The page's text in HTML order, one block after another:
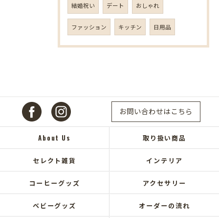
結婚祝い デート おしゃれ
ファッション キッチン 日用品
お問い合わせはこちら
About Us 取り扱い商品
セレクト雑貨 インテリア
コーヒーグッズ アクセサリー
ベビーグッズ オーダーの流れ